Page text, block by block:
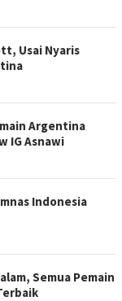
Usai Nyaris
Argentina
IG Asnawi
Indonesia
Semua Pemain